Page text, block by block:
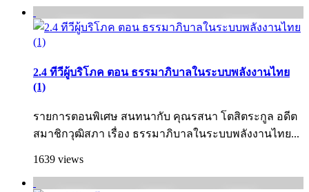
2.4 ทีวีผู้บริโภค ตอน ธรรมาภิบาลในระบบพลังงานไทย
(1)
รายการตอนพิเศษ สนทนากับ คุณรสนา โตสิตระกูล อดีต
สมาชิกวุฒิสภา เรื่อง ธรรมาภิบาลในระบบพลังงานไทย...
1639 views